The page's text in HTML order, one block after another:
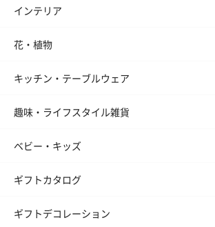
ンセンススティック
お酒を同梱してお届けいたします。
インテリア
花・植物
キッチン・テーブルウェア
趣味・ライフスタイル雑貨
ベビー・キッズ
ギフトカタログ
ギフトデコレーション